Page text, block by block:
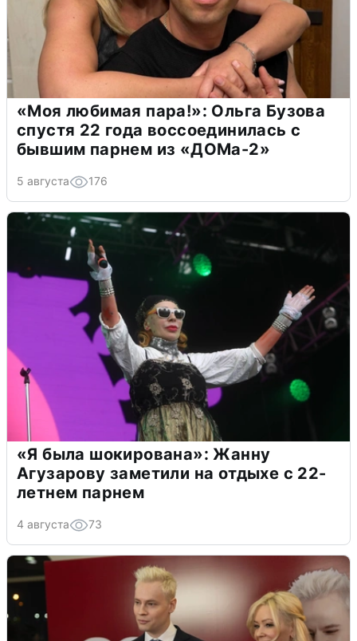
«Моя любимая пара!»: Ольга Бузова
спустя 22 года воссоединилась с
бывшим парнем из «ДОМа-2»
5 августа 176
«Я была шокирована»: Жанну
Агузарову заметили на отдыхе с 22-
летнем парнем
4 августа 73